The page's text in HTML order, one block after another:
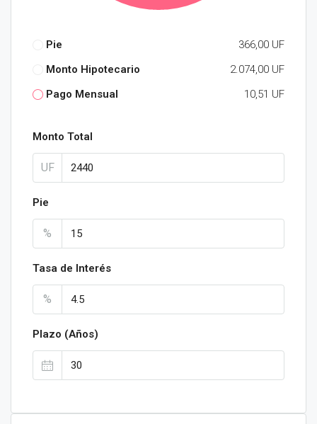
Pie
366,00 UF
Monto Hipotecario
2.074,00 UF
Pago Mensual
10,51 UF
Monto Total
UF
Pie
%
Tasa de Interés
%
Plazo (Años)